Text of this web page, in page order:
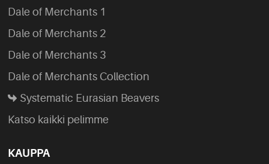
Dale of Merchants 1
Dale of Merchants 2
Dale of Merchants 3
Dale of Merchants Collection
Systematic Eurasian Beavers
Katso kaikki pelimme
KAUPPA